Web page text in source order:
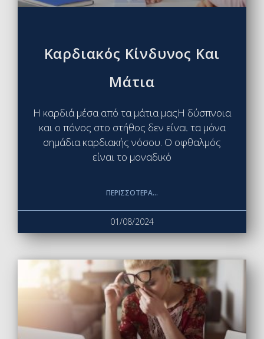
Καρδιακός Κίνδυνος Και
Μάτια
Η καρδιά μέσα από τα μάτια μαςΗ δύσπνοια
και ο πόνος στο στήθος δεν είναι τα μόνα
σημάδια καρδιακής νόσου. Ο οφθαλμός
είναι το μοναδικό
ΠΕΡΙΣΣΌΤΕΡΑ...
01/08/2024